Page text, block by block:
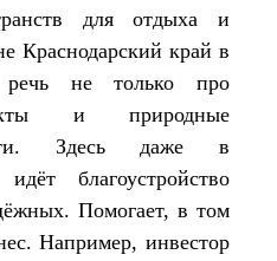
для отдыха и
Краснодарский край в
не только про
и природные
Здесь даже в
благоустройство
Помогает, в том
Например, инвестор